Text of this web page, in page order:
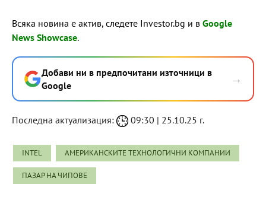
Всяка новина е актив, следете Investor.bg и в Google
News Showcase.
Добави ни в предпочитани източници в
Google
→
Последна актуализация: 09:30 | 25.10.25 г.
INTEL АМЕРИКАНСКИТЕ ТЕХНОЛОГИЧНИ КОМПАНИИ
ПАЗАР НА ЧИПОВЕ